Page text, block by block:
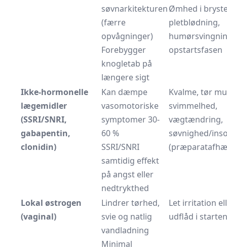
søvnarkitekturen
(færre
opvågninger)
Forebygger
knogletab på
længere sigt
Ømhed i
pletblødning,
opstartsfasen
Ikke-hormonelle
lægemidler
(SSRI/SNRI,
gabapentin,
clonidin)
Kan dæmpe
vasomotoriske
symptomer 30-
60 %
SSRI/SNRI
samtidig effekt
på angst eller
nedtrykthed
Kvalme, tør
svimmelhed,
vægtændring,
søvnighed/
Lokal østrogen
(vaginal)
Lindrer tørhed,
svie og natlig
vandladning
Minimal
Let irritation
udflåd i starten